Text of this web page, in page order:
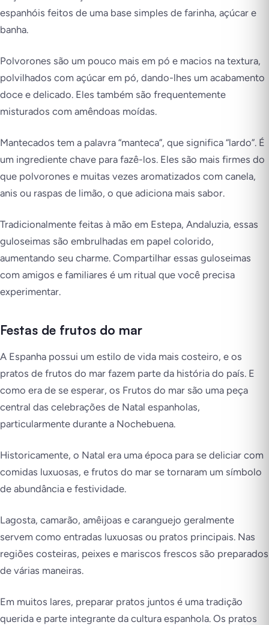
espanhóis feitos de uma base simples de farinha, açúcar e
banha.
Polvorones são um pouco mais em pó e macios na textura,
polvilhados com açúcar em pó, dando-lhes um acabamento
doce e delicado. Eles também são frequentemente
misturados com amêndoas moídas.
Mantecados tem a palavra “manteca”, que significa “lardo”. É
um ingrediente chave para fazê-los. Eles são mais firmes do
que polvorones e muitas vezes aromatizados com canela,
anis ou raspas de limão, o que adiciona mais sabor.
Tradicionalmente feitas à mão em Estepa, Andaluzia, essas
guloseimas são embrulhadas em papel colorido,
aumentando seu charme. Compartilhar essas guloseimas
com amigos e familiares é um ritual que você precisa
experimentar.
Festas de frutos do mar
A Espanha possui um estilo de vida mais costeiro, e os
pratos de frutos do mar fazem parte da história do país. E
como era de se esperar, os Frutos do mar são uma peça
central das celebrações de Natal espanholas,
particularmente durante a Nochebuena.
Historicamente, o Natal era uma época para se deliciar com
comidas luxuosas, e frutos do mar se tornaram um símbolo
de abundância e festividade.
Lagosta, camarão, amêijoas e caranguejo geralmente
servem como entradas luxuosas ou pratos principais. Nas
regiões costeiras, peixes e mariscos frescos são preparados
de várias maneiras.
Em muitos lares, preparar pratos juntos é uma tradição
querida e parte integrante da cultura espanhola. Os pratos